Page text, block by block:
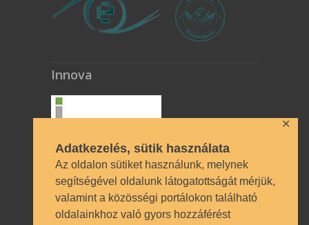
Adatkezelés, sütik használata
Az oldalon sütiket használunk, melynek
segítségével oldalunk látogatottságát mérjük,
valamint a közösségi portálokon található
oldalainkhoz való gyors hozzáférést
✕
Innova
Technikai azonosítók